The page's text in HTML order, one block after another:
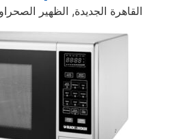
القاهرة الجديدة, الظهير